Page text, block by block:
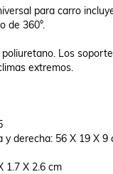
para carro
de 360°.
Los
extremos.
y derecha: 56 X 19 X 9
1.7 X 2.6 cm